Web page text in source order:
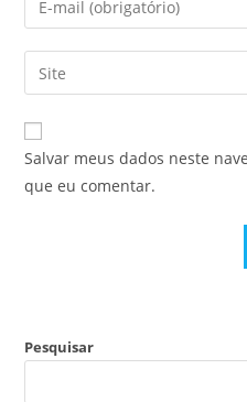
Salvar meus dados neste
que eu comentar.
Pesquisar